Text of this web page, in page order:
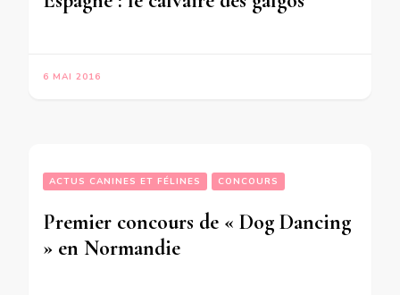
6 MAI 2016
ACTUS CANINES ET FÉLINES CONCOURS
Premier concours de « Dog Dancing
» en Normandie